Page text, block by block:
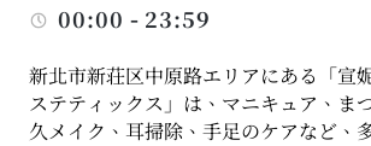
00:00 - 23:59
新北市新荘区中原路エリアにある「宣
ステティックス」は、マニキュア、ま
久メイク、耳掃除、手足のケアなど、